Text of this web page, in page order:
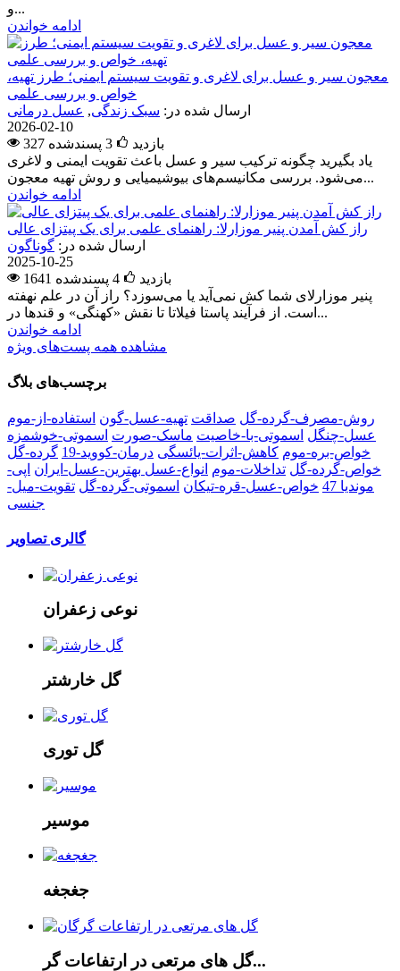
و...
ادامه خواندن
معجون سیر و عسل برای لاغری و تقویت سیستم ایمنی؛ طرز تهیه،
خواص و بررسی علمی
ارسال شده در: سبک زندگی, عسل درمانی
2026-02-10
327 بازدید
3 پسندشده
یاد بگیرید چگونه ترکیب سیر و عسل باعث تقویت ایمنی و لاغری
می‌شود. بررسی مکانیسم‌های بیوشیمیایی و روش تهیه معجون...
ادامه خواندن
راز کش آمدن پنیر موزارلا: راهنمای علمی برای یک پیتزای عالی
ارسال شده در: گوناگون
2025-10-25
1641 بازدید
4 پسندشده
پنیر موزارلای شما کش نمی‌آید یا می‌سوزد؟ راز آن در علم نهفته
است. از فرآیند پاستا فیلاتا تا نقش «کهنگی» و قندها در...
ادامه خواندن
مشاهده همه پست‌های ویژه
برچسب‌های بلاگ
روش-مصرف-گرده-گل صداقت تهیه-عسل-گون استفاده-از-موم
عسل-چنگل اسموتی-با-خاصیت ماسک-صورت اسموتی-خوشمزه
خواص-بره-موم کاهش-اثرات-یائسگی درمان-کووید-19
گرده-گل
خواص-گرده-گل تداخلات-موم انواع-عسل بهترین-عسل-ایران اپی-
موندیا 47
خواص-عسل-قره-تیکان اسموتی-گرده-گل تقویت-میل-
جنسی
گالری تصاویر
نوعی زعفران
گل خارشتر
گل توری
موسیر
جغجغه
گل های مرتعی در ارتفاعات گر...